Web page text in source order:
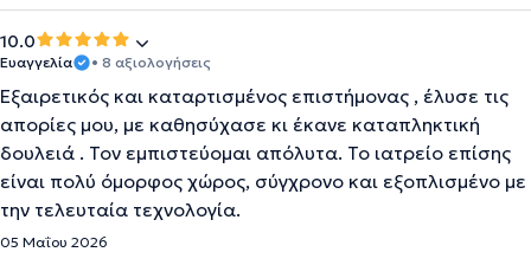
10.0
Ευαγγελία • 8 αξιολογήσεις
Εξαιρετικός και καταρτισμένος επιστήμονας , έλυσε τις
απορίες μου, με καθησύχασε κι έκανε καταπληκτική
δουλειά . Τον εμπιστεύομαι απόλυτα. Το ιατρείο επίσης
είναι πολύ όμορφος χώρος, σύγχρονο και εξοπλισμένο με
την τελευταία τεχνολογία.
05 Μαΐου 2026